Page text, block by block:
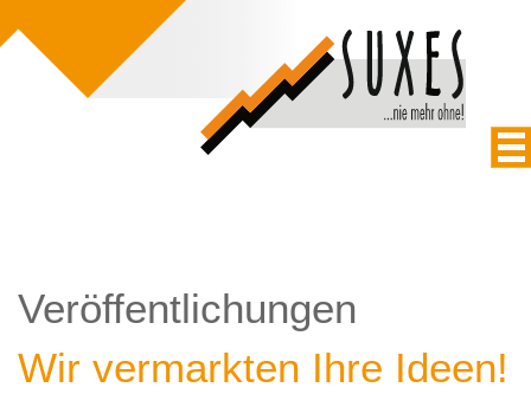
Veröffentlichungen
Wir vermarkten Ihre Ideen!